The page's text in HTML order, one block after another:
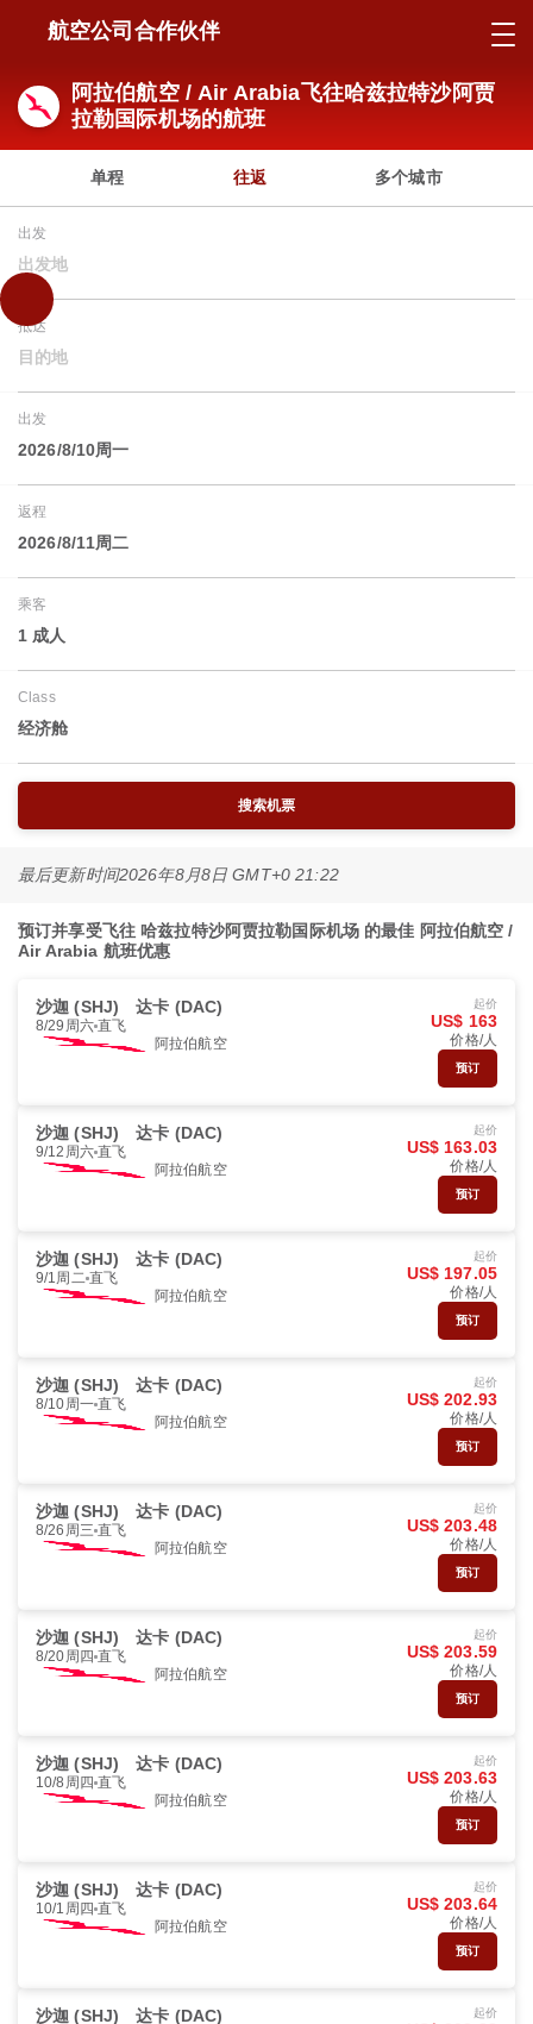
航空公司合作伙伴
阿拉伯航空 / Air Arabia飞往哈兹拉特沙阿贾
拉勒国际机场的航班
单程 往返 多个城市
出发
出发地
抵达
目的地
出发
2026/8/10周一
返程
2026/8/11周二
乘客
1 成人
Class
经济舱
搜索机票
最后更新时间2026年8月8日 GMT+0 21:22
预订并享受飞往 哈兹拉特沙阿贾拉勒国际机场 的最佳 阿拉伯航空 /
Air Arabia 航班优惠
沙迦 (SHJ) 达卡 (DAC)
8/29周六 直飞
阿拉伯航空
起价
US$ 163
价格/人
预订
沙迦 (SHJ) 达卡 (DAC)
9/12周六 直飞
阿拉伯航空
起价
US$ 163.03
价格/人
预订
沙迦 (SHJ) 达卡 (DAC)
9/1周二 直飞
阿拉伯航空
起价
US$ 197.05
价格/人
预订
沙迦 (SHJ) 达卡 (DAC)
8/10周一 直飞
阿拉伯航空
起价
US$ 202.93
价格/人
预订
沙迦 (SHJ) 达卡 (DAC)
8/26周三 直飞
阿拉伯航空
起价
US$ 203.48
价格/人
预订
沙迦 (SHJ) 达卡 (DAC)
8/20周四 直飞
阿拉伯航空
起价
US$ 203.59
价格/人
预订
沙迦 (SHJ) 达卡 (DAC)
10/8周四 直飞
阿拉伯航空
起价
US$ 203.63
价格/人
预订
沙迦 (SHJ) 达卡 (DAC)
10/1周四 直飞
阿拉伯航空
起价
US$ 203.64
价格/人
预订
沙迦 (SHJ) 达卡 (DAC) 起价